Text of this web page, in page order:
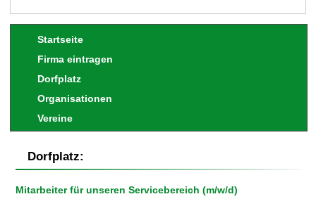
Startseite
Firma eintragen
Dorfplatz
Organisationen
Vereine
Dorfplatz:
Mitarbeiter für unseren Servicebereich (m/w/d)